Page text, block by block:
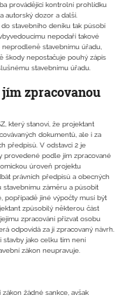
provádějící kontrolní prohlídku
autorský dozor a další.
stavebního deníku tak působí
nepodaří takové
neprodleně stavebnímu úřadu,
škody nepostačuje pouhý zápis
stavebnímu úřadu.
zpracovanou
který stanoví, že projektant
dokumentů, ale i za
předpisů. V odstavci 2 je
provedené podle jím zpracované
úroveň projektu
právních předpisů a obecných
stavebnímu záměru a působit
popřípadě jiné výpočty musí být
způsobilý některou část
zpracování přizvat osobu
odpovídá za jí zpracovaný návrh.
stavby jako celku tím není
zákon neupravuje.
žádné sankce, avšak